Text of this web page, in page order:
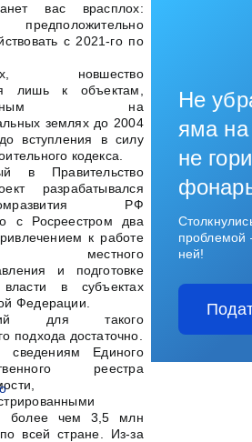
вас врасплох:
предположительно
с 2021-го по
новшество
лишь к объектам,
на
землях до 2004
вступления в силу
кодекса.
в Правительство
разрабатывался
РФ
с Росреестром два
к работе
местного
и подготовке
власти в субъектах
Федерации.
для такого
подхода достаточно.
сведениям Единого
реестра
более чем 3,5 млн
всей стране. Из-за
Не
яма на
не
ней!